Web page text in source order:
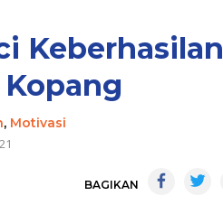
Keberhasilan
, Motivasi
BAGIKAN